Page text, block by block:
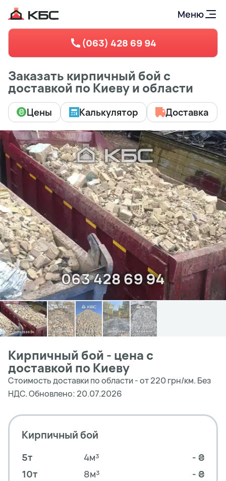
Меню
(063) 428 69 94
Заказать кирпичный бой с
доставкой по Киеву и области
Цены Калькулятор Доставка
Кирпичный бой - цена с
доставкой по Киеву
Стоимость доставки по области - от 220 грн/км. Без
НДС. Обновлено: 20.07.2026
Кирпичный бой
5т 4м³
- ₴
10т
8м³
- ₴